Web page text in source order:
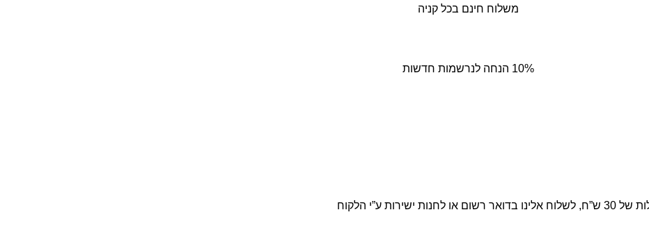
משלוח חינם בכל קניה
10% הנחה לנרשמות חדשות